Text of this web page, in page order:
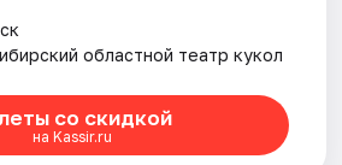
областной театр кукол
со скидкой
на Kassir.ru